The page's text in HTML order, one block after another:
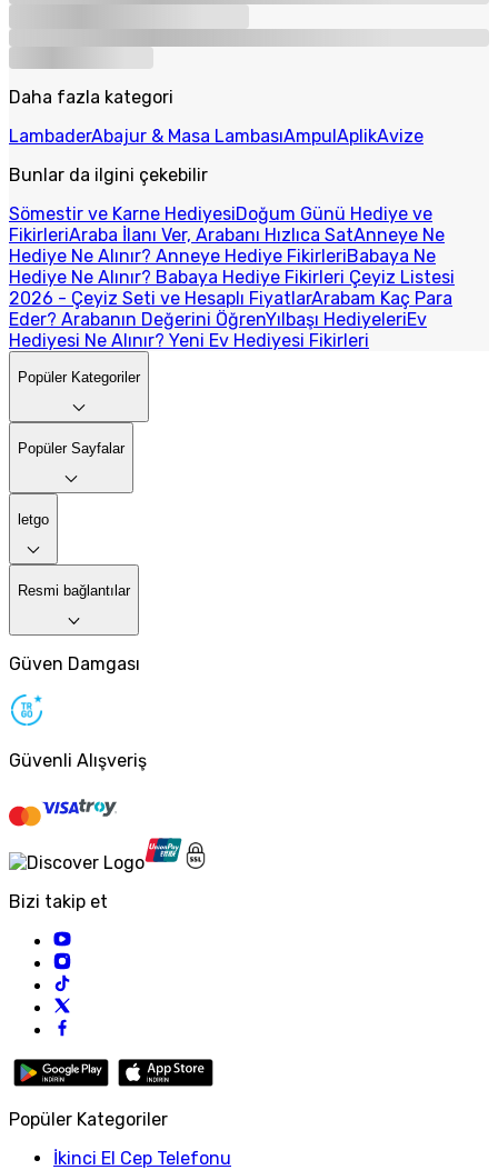
Daha fazla kategori
LambaderAbajur & Masa LambasıAmpulAplikAvize
Bunlar da ilgini çekebilir
Sömestir ve Karne HediyesiDoğum Günü Hediye ve
FikirleriAraba İlanı Ver, Arabanı Hızlıca SatAnneye Ne
Hediye Ne Alınır? Anneye Hediye FikirleriBabaya Ne
Hediye Ne Alınır? Babaya Hediye Fikirleri Çeyiz Listesi
2026 - Çeyiz Seti ve Hesaplı FiyatlarArabam Kaç Para
Eder? Arabanın Değerini ÖğrenYılbaşı HediyeleriEv
Hediyesi Ne Alınır? Yeni Ev Hediyesi Fikirleri
Popüler Kategoriler
Popüler Sayfalar
letgo
Resmi bağlantılar
Güven Damgası
Güvenli Alışveriş
Bizi takip et
Popüler Kategoriler
İkinci El Cep Telefonu